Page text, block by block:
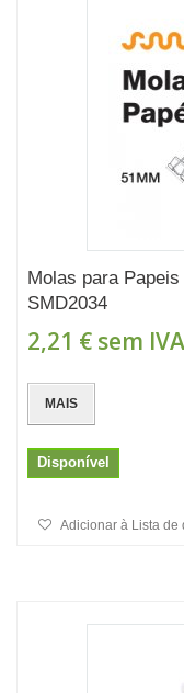
Molas para
SMD2034
2,21 € sem IVA
MAIS
Disponível
Adicionar à Lista de